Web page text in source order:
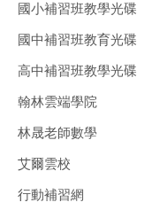
國小補習班教學光碟
國中補習班教育光碟
高中補習班教學光碟
翰林雲端學院
林晟老師數學
艾爾雲校
行動補習網